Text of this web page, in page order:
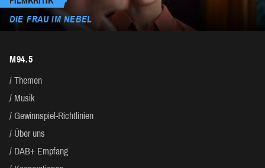
DIE FRAU IM NEBEL
M94.5
Themen
Musik
Gewinnspiel-Richtlinien
Über uns
DAB+ Empfang